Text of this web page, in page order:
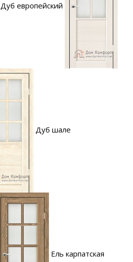
Дуб европейский
Дуб шале
Ель карпатская